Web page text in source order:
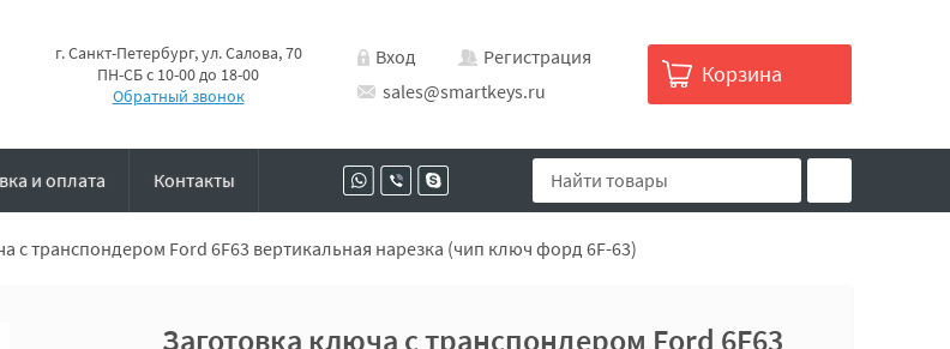
г. Санкт-Петербург, ул. Салова, 70
ПН-СБ с 10-00 до 18-00
Обратный звонок
Вход
Регистрация
sales@smartkeys.ru
Корзина
и оплата Контакты
с транспондером Ford 6F63 вертикальная нарезка (чип ключ форд 6F-63)
Заготовка ключа с транспондером Ford 6F63